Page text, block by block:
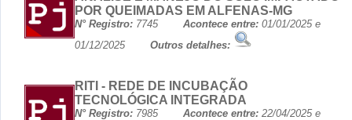
POR QUEIMADAS EM ALFENAS-MG
N° Registro: 7745 Acontece entre: 01/01/2025 e
01/12/2025 Outros detalhes:
RITI - REDE DE INCUBAÇÃO
TECNOLÓGICA INTEGRADA
N° Registro: 7985 Acontece entre: 22/04/2025 e